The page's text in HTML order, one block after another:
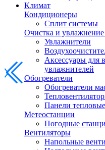
Климат
Кондиционеры
Сплит системы
Очистка и увлажнение
Увлажнители
Аксессуары для
увлажнителей
Обогреватели
Обогреватели
Панели тепловые
Метеостанции
Погодные
Вентиляторы
Напольные